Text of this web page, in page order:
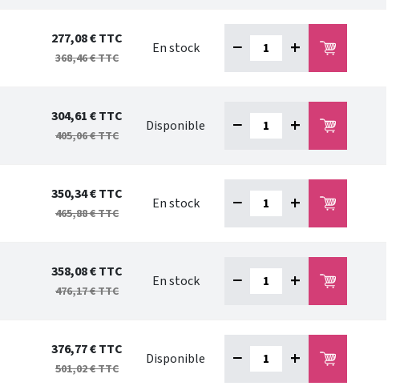
277,08 €TTC
368,46 €TTC
En stock − +
304,61 €TTC
405,06 €TTC
Disponible − +
350,34 €TTC
465,88 €TTC
En stock − +
358,08 €TTC
476,17 €TTC
En stock − +
376,77 €TTC
501,02 €TTC
Disponible − +